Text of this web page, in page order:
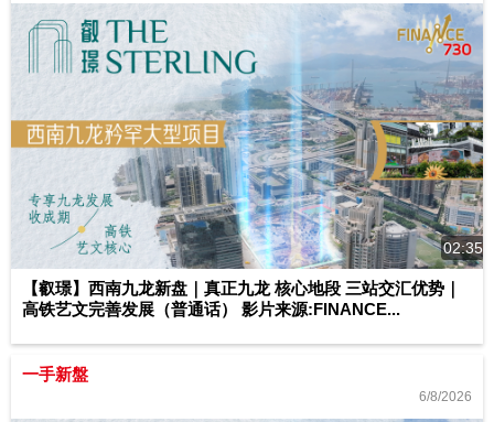
02:35
【叡璟】西南九龙新盘｜真正九龙 核心地段 三站交汇优势｜
高铁艺文完善发展（普通话） 影片来源:FINANCE...
一手新盤
6/8/2026